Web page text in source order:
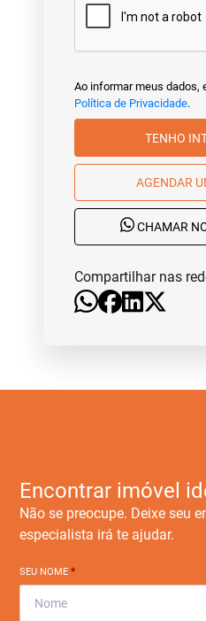
Ao informar meus dados,
Política de Privacidade.
CHAMAR
Compartilhar nas
Encontrar imóvel
Não se preocupe. Deixe seu
especialista irá te ajudar.
SEU NOME*